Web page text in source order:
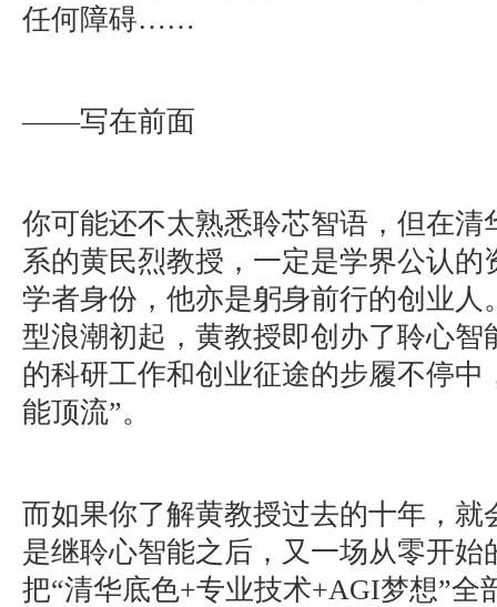
任何障碍……
——写在前面
你可能还不太熟悉聆芯智语，但在清
系的黄民烈教授，一定是学界公认的
学者身份，他亦是躬身前行的创业人
型浪潮初起，黄教授即创办了聆心智
的科研工作和创业征途的步履不停中
能顶流”。
而如果你了解黄教授过去的十年，就
是继聆心智能之后，又一场从零开始
把“清华底色+专业技术+AGI梦想”全